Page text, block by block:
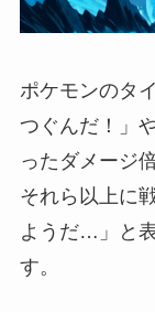
ポケモンのタ
つぐんだ！」
ったダメージ
それら以上に
ようだ…」と
す。